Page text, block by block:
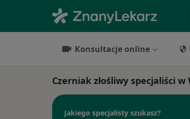
Konsultacje online
Czerniak złośliwy specjaliści w
Jakiego specjalisty szukasz?